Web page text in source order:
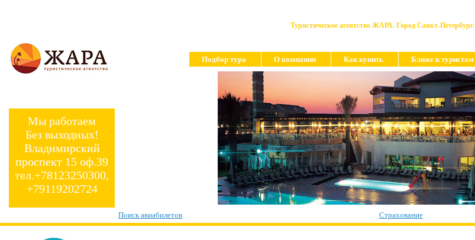
Мы работаем
Без выходных!
Владимирский
проспект 15 оф.39
тел.+78123250300,
+79119202724
Туристическое агентство ЖАРА. Город Санкт-Петербург.
Подбор тура О компании Как купить Ближе к туристам
Поиск авиабилетов Страхование